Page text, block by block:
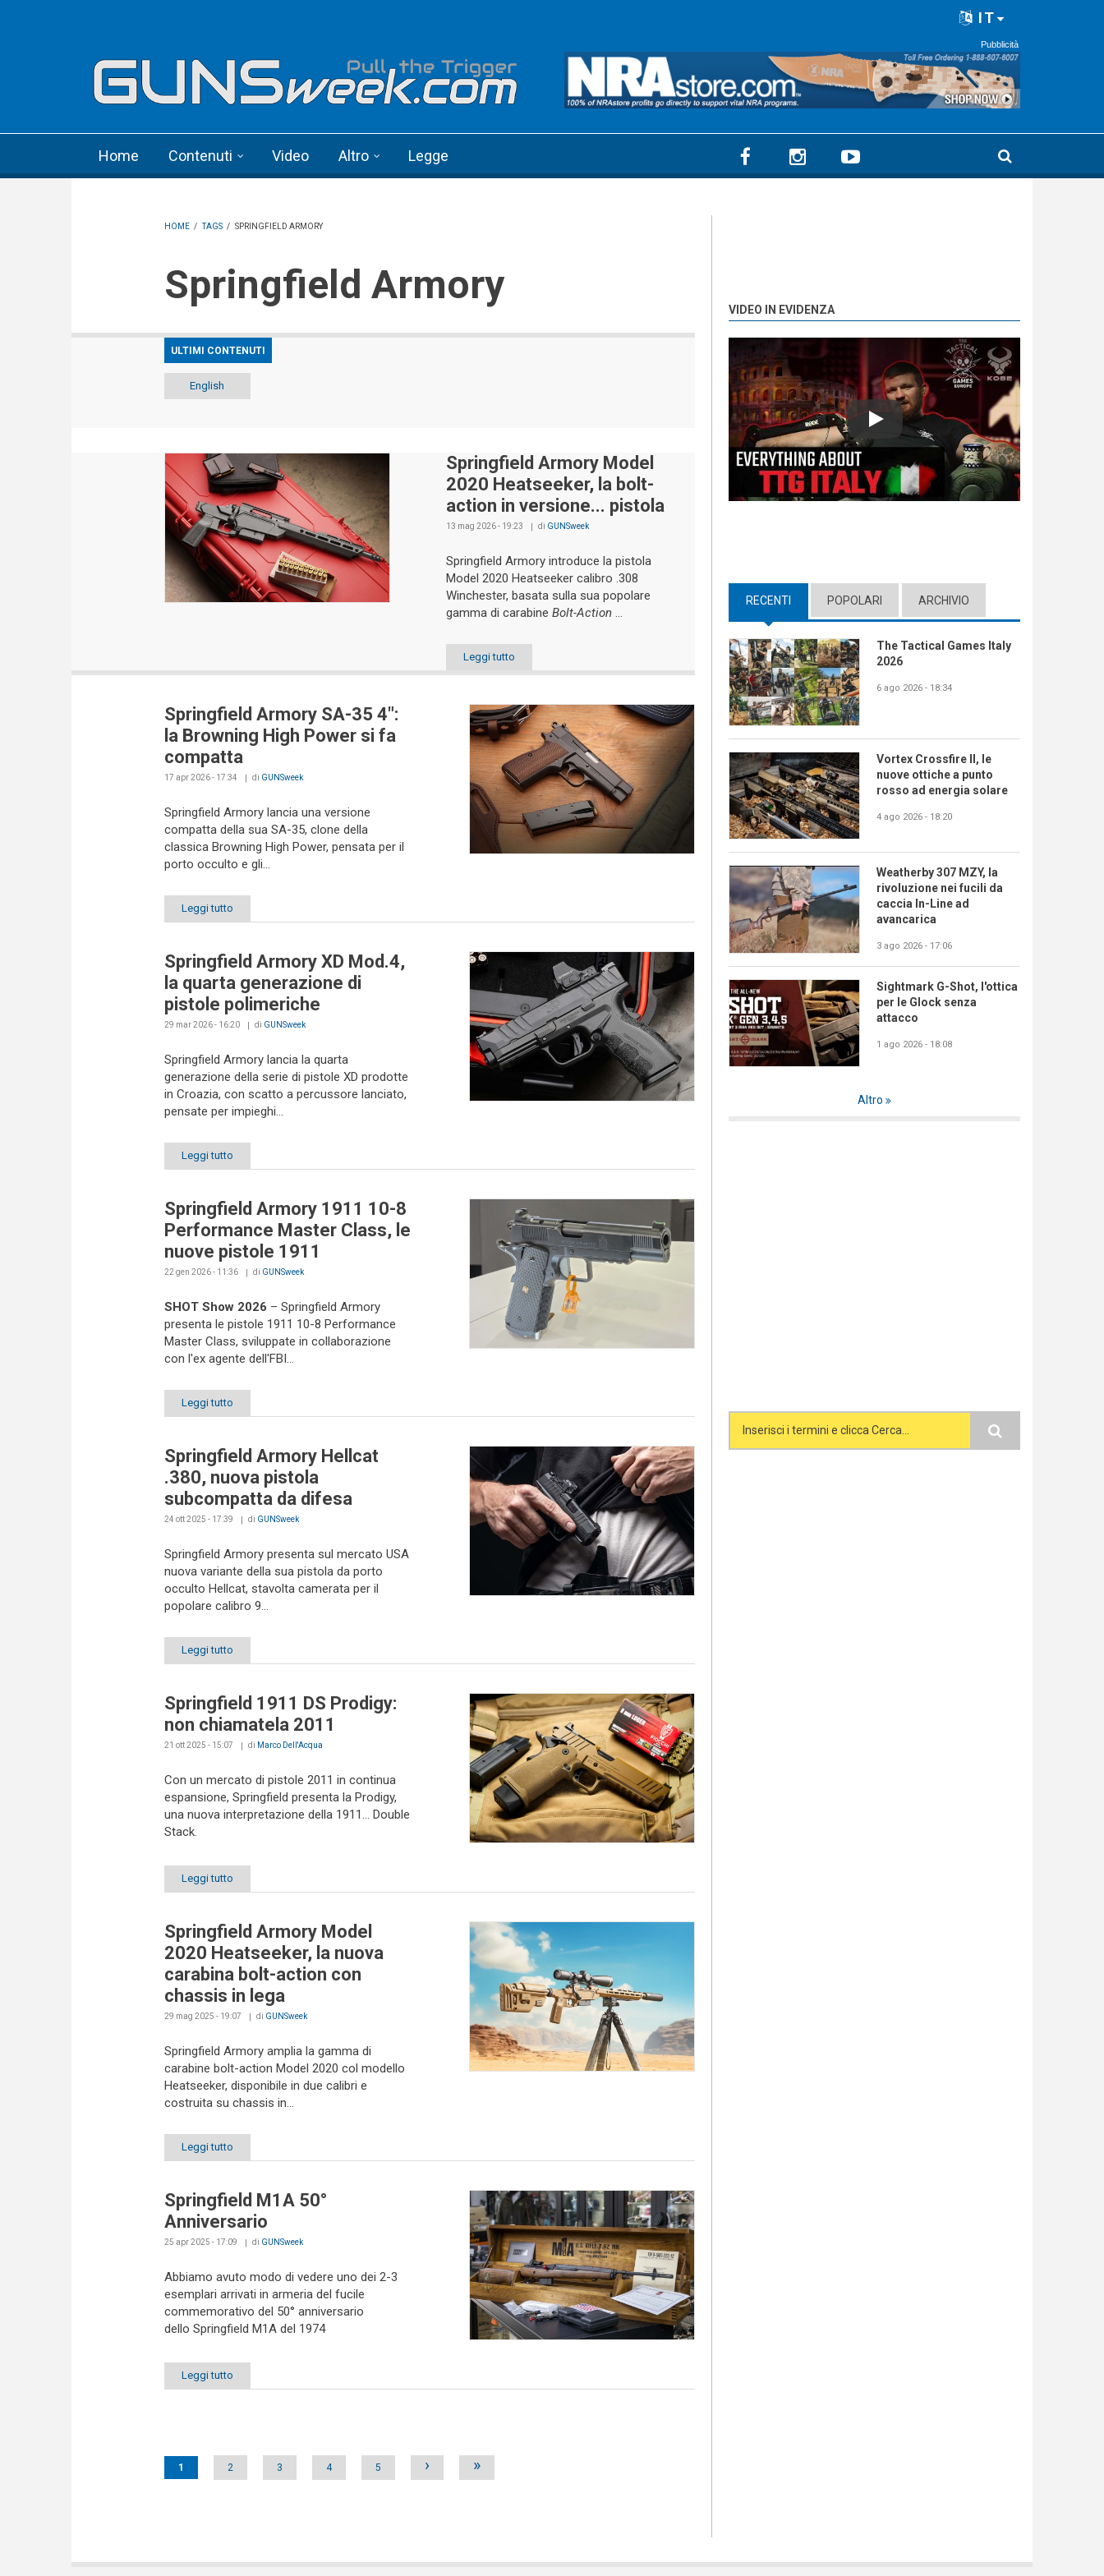
IT
Pubblicità
Home Contenuti Video Altro Legge
HOME / TAGS / SPRINGFIELD ARMORY
Springfield Armory
ULTIMI CONTENUTI
English
Springfield Armory Model
2020 Heatseeker, la bolt-
action in versione... pistola
13 mag 2026 - 19:23 di GUNSweek
Springfield Armory introduce la pistola
Model 2020 Heatseeker calibro .308
Winchester, basata sulla sua popolare
gamma di carabine Bolt-Action...
Leggi tutto
Springfield Armory SA-35 4":
la Browning High Power si fa
compatta
17 apr 2026 - 17:34 di GUNSweek
Springfield Armory lancia una versione
compatta della sua SA-35, clone della
classica Browning High Power, pensata per il
porto occulto e gli...
Leggi tutto
Springfield Armory XD Mod.4,
la quarta generazione di
pistole polimeriche
29 mar 2026 - 16:20 di GUNSweek
Springfield Armory lancia la quarta
generazione della serie di pistole XD prodotte
in Croazia, con scatto a percussore lanciato,
pensate per impieghi...
Leggi tutto
Springfield Armory 1911 10-8
Performance Master Class, le
nuove pistole 1911
22 gen 2026 - 11:36 di GUNSweek
SHOT Show 2026 – Springfield Armory
presenta le pistole 1911 10-8 Performance
Master Class, sviluppate in collaborazione
con l'ex agente dell'FBI...
Leggi tutto
Springfield Armory Hellcat
.380, nuova pistola
subcompatta da difesa
24 ott 2025 - 17:39 di GUNSweek
Springfield Armory presenta sul mercato USA
nuova variante della sua pistola da porto
occulto Hellcat, stavolta camerata per il
popolare calibro 9...
Leggi tutto
Springfield 1911 DS Prodigy:
non chiamatela 2011
21 ott 2025 - 15:07 di Marco Dell'Acqua
Con un mercato di pistole 2011 in continua
espansione, Springfield presenta la Prodigy,
una nuova interpretazione della 1911... Double
Stack.
Leggi tutto
Springfield Armory Model
2020 Heatseeker, la nuova
carabina bolt-action con
chassis in lega
29 mag 2025 - 19:07 di GUNSweek
Springfield Armory amplia la gamma di
carabine bolt-action Model 2020 col modello
Heatseeker, disponibile in due calibri e
costruita su chassis in...
Leggi tutto
Springfield M1A 50°
Anniversario
25 apr 2025 - 17:09 di GUNSweek
Abbiamo avuto modo di vedere uno dei 2-3
esemplari arrivati in armeria del fucile
commemorativo del 50° anniversario
dello Springfield M1A del 1974
Leggi tutto
Pages
1 2 3 4 5 › »
VIDEO IN EVIDENZA
Play
RECENTI (ACTIVE TAB)
POPOLARI ARCHIVIO
The Tactical Games Italy
2026
6 ago 2026 - 18:34
Vortex Crossfire II, le
nuove ottiche a punto
rosso ad energia solare
4 ago 2026 - 18:20
Weatherby 307 MZY, la
rivoluzione nei fucili da
caccia In-Line ad
avancarica
3 ago 2026 - 17:06
Sightmark G-Shot, l'ottica
per le Glock senza
attacco
1 ago 2026 - 18:08
Altro
Search form